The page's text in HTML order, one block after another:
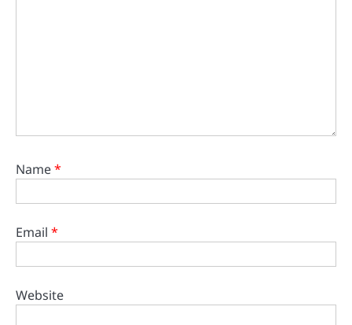
Name*
Email *
Website